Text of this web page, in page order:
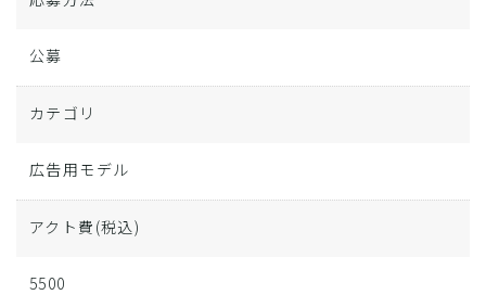
公募
カテゴリ
広告用モデル
アクト費 (税込)
5500